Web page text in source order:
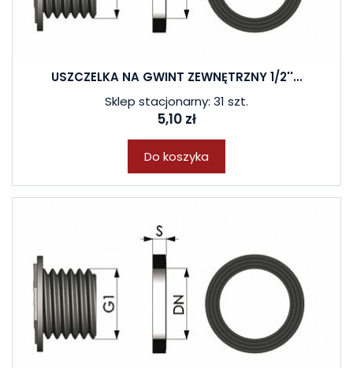
USZCZELKA NA GWINT ZEWNĘTRZNY 1/2''...
Sklep stacjonarny: 31 szt.
5,10 zł
Do koszyka
W ostatnich 7 dniach produktem interesuje się